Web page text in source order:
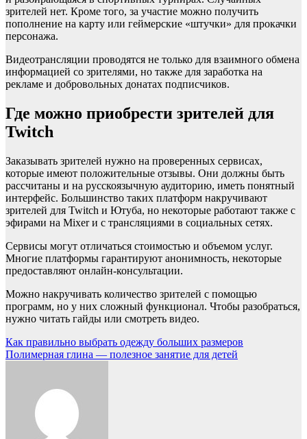
зрителей нет. Кроме того, за участие можно получить
пополнение на карту или геймерские «штучки» для прокачки
персонажа.
Видеотрансляции проводятся не только для взаимного обмена
информацией со зрителями, но также для заработка на
рекламе и добровольных донатах подписчиков.
Где можно приобрести зрителей для
Twitch
Заказывать зрителей нужно на проверенных сервисах,
которые имеют положительные отзывы. Они должны быть
рассчитаны и на русскоязычную аудиторию, иметь понятный
интерфейс. Большинство таких платформ накручивают
зрителей для Twitch и Ютуба, но некоторые работают также с
эфирами на Mixer и с трансляциями в социальных сетях.
Сервисы могут отличаться стоимостью и объемом услуг.
Многие платформы гарантируют анонимность, некоторые
предоставляют онлайн-консультации.
Можно накручивать количество зрителей с помощью
программ, но у них сложный функционал. Чтобы разобраться,
нужно читать гайды или смотреть видео.
Навигация
по
Как правильно выбрать одежду больших размеров
Полимерная глина — полезное занятие для детей